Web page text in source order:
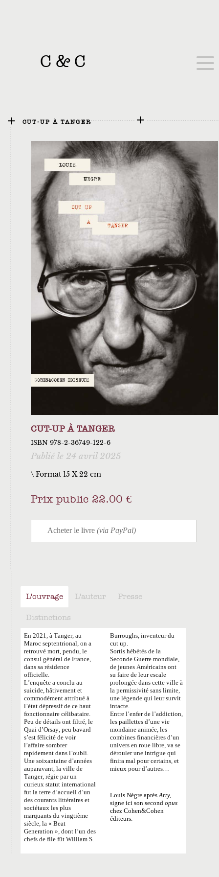
C &C
CUT-UP À TANGER
CUT-UP À TANGER
ISBN 978-2-36749-122-6
Publié le 24 avril 2025
\ Format 15 X 22 cm
Prix public 22.00 €
L'ouvrage L'auteur Presse
Distinctions
En 2021, à Tanger, au
Maroc septentrional, on a
retrouvé mort, pendu, le
consul général de France,
dans sa résidence
officielle.
L’enquête a conclu au
suicide, hâtivement et
commodément attribué à
l’état dépressif de ce haut
fonctionnaire célibataire.
Peu de détails ont filtré, le
Quai d’Orsay, peu bavard
s’est félicité de voir
l’affaire sombrer
rapidement dans l’oubli.
Une soixantaine d’années
auparavant, la ville de
Tanger, régie par un
curieux statut international
fut la terre d’accueil d’un
des courants littéraires et
sociétaux les plus
marquants du vingtième
siècle, la « Beat
Generation », dont l’un des
chefs de file fût William S.
Burroughs, inventeur du
cut up.
Sortis hébétés de la
Seconde Guerre mondiale,
de jeunes Américains ont
su faire de leur escale
prolongée dans cette ville à
la permissivité sans limite,
une légende qui leur survit
intacte.
Entre l’enfer de l’addiction,
les paillettes d’une vie
mondaine animée, les
combines financières d’un
univers en roue libre, va se
dérouler une intrigue qui
finira mal pour certains, et
mieux pour d’autres…
Louis Nègre aprèsArty,
signe ici son second opus
chez Cohen&Cohen
éditeurs.